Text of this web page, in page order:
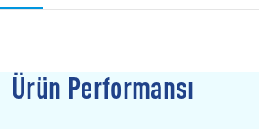
Ürün Performansı